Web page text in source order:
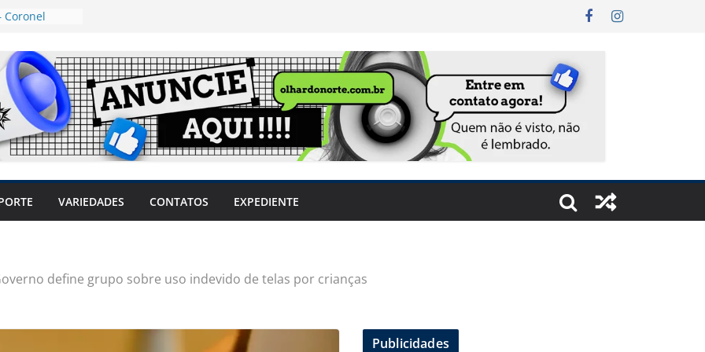
Coronel
mulheres
travar o
produtores
sem
sintomas,
VARIEDADES CONTATOS EXPEDIENTE
define grupo sobre uso indevido de telas por crianças
Publicidades